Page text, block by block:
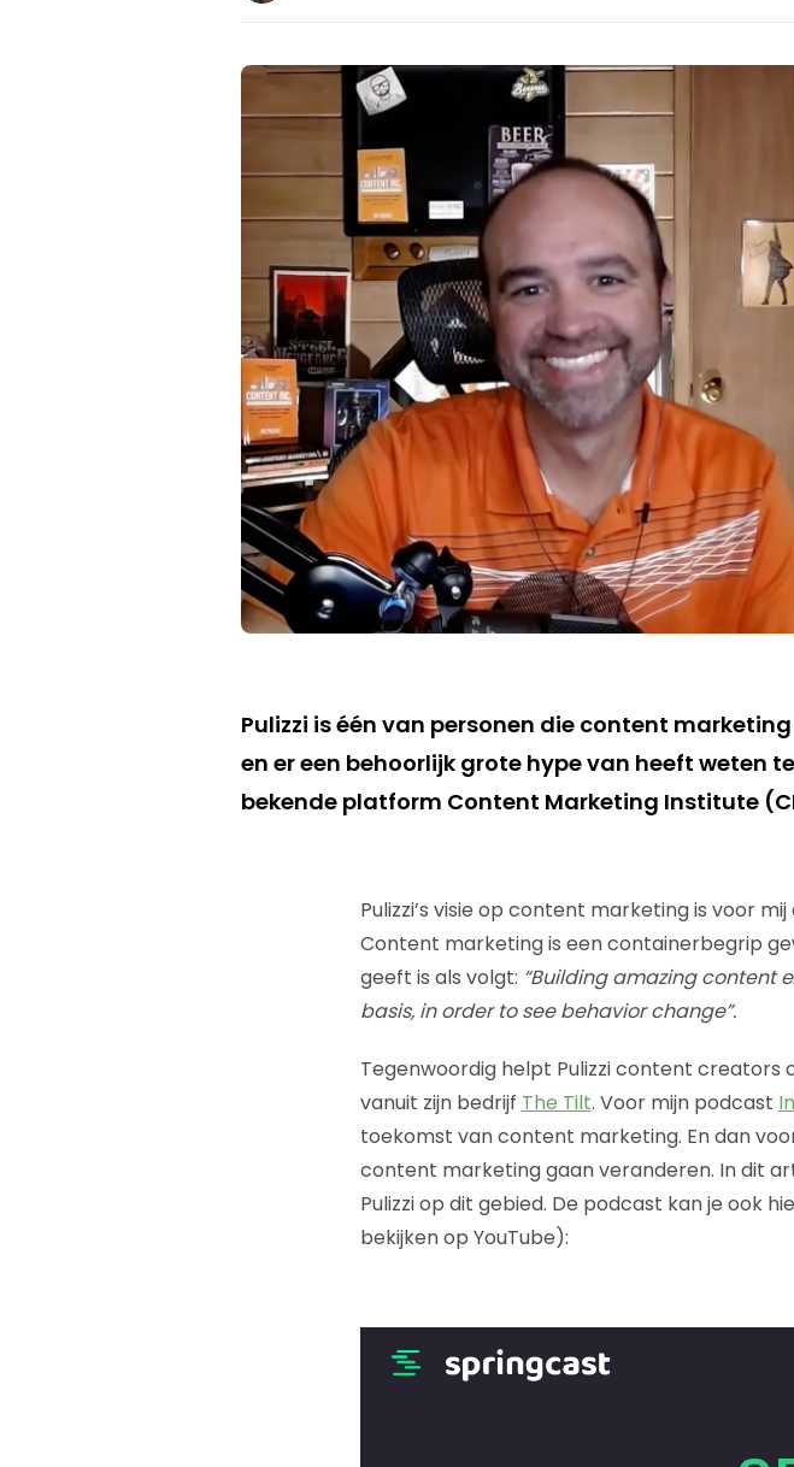
Pulizzi is één van personen die content
en er een behoorlijk grote hype van heeft weten
bekende platform Content Marketing Institute
Pulizzi’s visie op content marketing is voor
Content marketing is een containerbegrip
geeft is als volgt: “Building amazing content
basis, in order to see behavior change”.
Tegenwoordig helpt Pulizzi content
vanuit zijn bedrijf The Tilt. Voor mijn podcast
toekomst van content marketing. En dan
content marketing gaan veranderen. In dit
Pulizzi op dit gebied. De podcast kan je ook
bekijken op YouTube):